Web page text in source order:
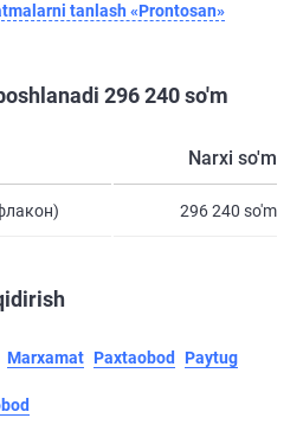
tanlash «Prontosan»
296 240 so'm
Narxi so'm
296 240 so'm
Marxamat Paxtaobod Paytug